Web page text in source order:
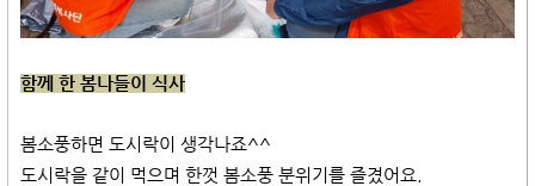
함께 한 봄나들이 식사
봄소풍하면 도시락이 생각나죠^^
도시락을 같이 먹으며 한껏 봄소풍 분위기를 즐겼어요.